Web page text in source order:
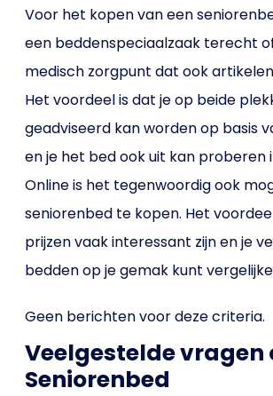
Voor het kopen van een
een beddenspeciaalzaak terecht
medisch zorgpunt dat ook
Het voordeel is dat je op beide
geadviseerd kan worden op basis
en je het bed ook uit kan proberen
Online is het tegenwoordig ook
seniorenbed te kopen. Het
prijzen vaak interessant zijn en je
bedden op je gemak kunt
Geen berichten voor deze criteria.
Veelgestelde vragen
Seniorenbed